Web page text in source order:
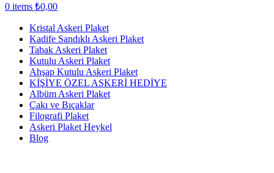
0 items ₺0,00
Kristal Askeri Plaket
Kadife Sandıklı Askeri Plaket
Tabak Askeri Plaket
Kutulu Askeri Plaket
Ahşap Kutulu Askeri Plaket
KİŞİYE ÖZEL ASKERİ HEDİYE
Albüm Askeri Plaket
Çakı ve Bıçaklar
Filografi Plaket
Askeri Plaket Heykel
Blog